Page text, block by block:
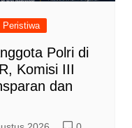
Peristiwa
Polri di
Komisi III
dan